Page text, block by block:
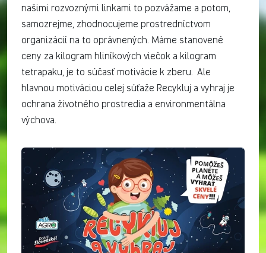
našimi rozvoznými linkami to pozvážame a potom,
samo­zrejme, zhodnocujeme prostredníctvom
organizácií na to oprávnených. Máme stanovené
ceny za kilogram hliníkových viečok a kilogram
tetrapaku, je to súčasť motivácie k zberu. Ale
hlavnou motiváciou celej súťaže Recykluj a vyhraj je
ochrana životného prostredia a environmentálna
výchova.